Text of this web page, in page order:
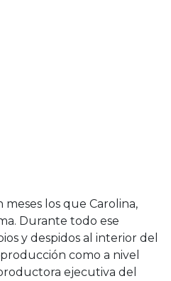
los que Carolina,
Durante todo ese
y despidos al interior del
como a nivel
ejecutiva del